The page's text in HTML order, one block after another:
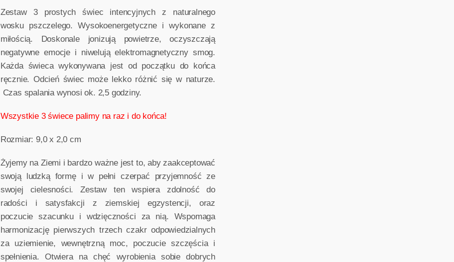
Zestaw 3 prostych świec intencyjnych z naturalnego
wosku pszczelego. Wysokoenergetyczne i wykonane z
miłością. Doskonale jonizują powietrze, oczyszczają
negatywne emocje i niwelują elektromagnetyczny smog.
Każda świeca wykonywana jest od początku do końca
ręcznie. Odcień świec może lekko różnić się w naturze.
Czas spalania wynosi ok. 2,5 godziny.
Wszystkie 3 świece palimy na raz i do końca!
Rozmiar: 9,0 x 2,0 cm
Żyjemy na Ziemi i bardzo ważne jest to, aby zaakceptować
swoją ludzką formę i w pełni czerpać przyjemność ze
swojej cielesności. Zestaw ten wspiera zdolność do
radości i satysfakcji z ziemskiej egzystencji, oraz
poczucie szacunku i wdzięczności za nią. Wspomaga
harmonizację pierwszych trzech czakr odpowiedzialnych
za uziemienie, wewnętrzną moc, poczucie szczęścia i
spełnienia. Otwiera na chęć wyrobienia sobie dobrych